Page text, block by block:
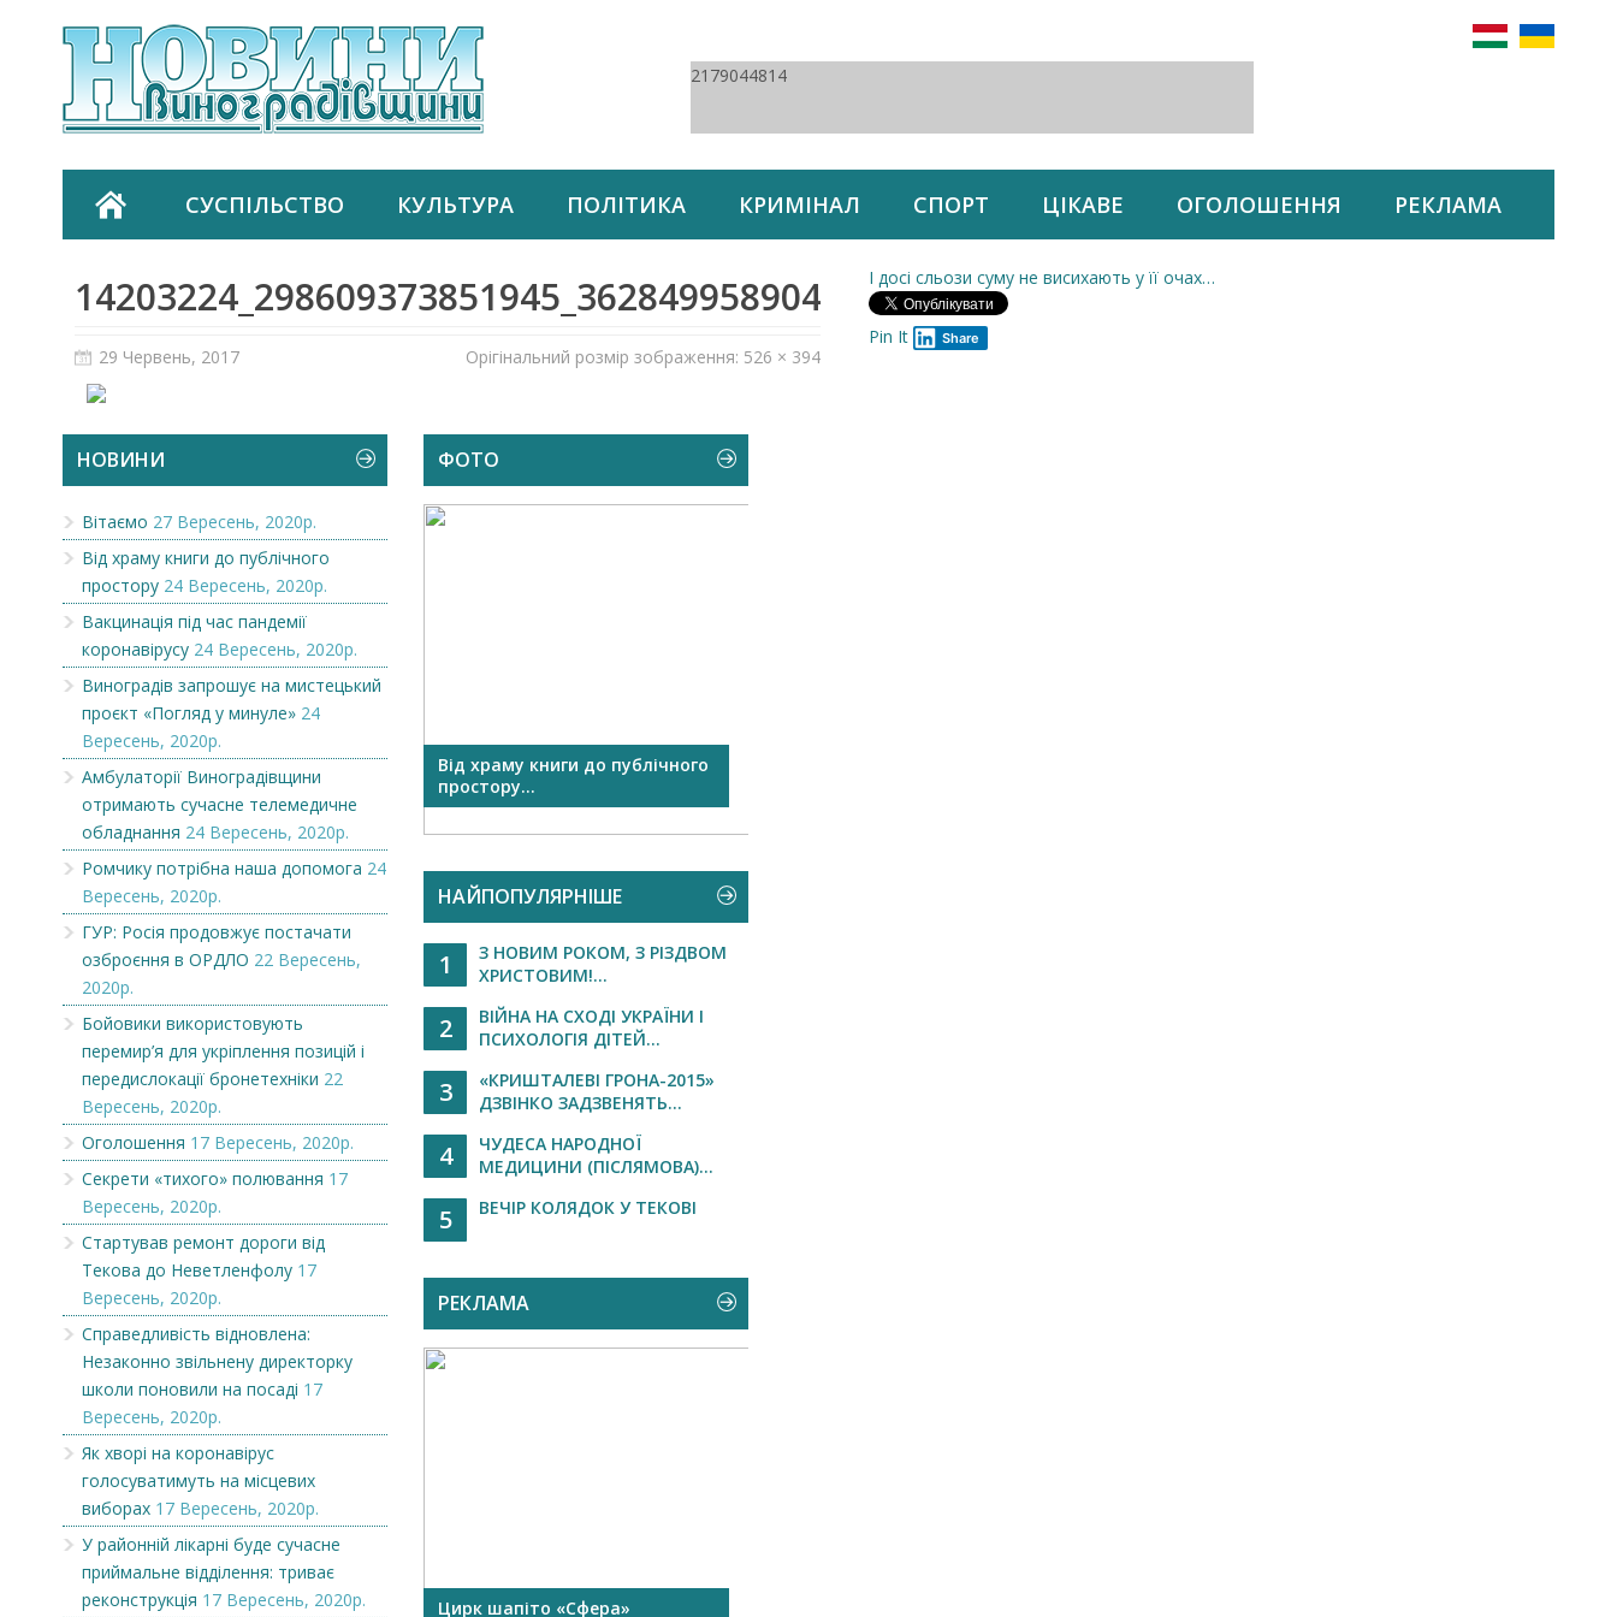
2179044814
СУСПІЛЬСТВО КУЛЬТУРА ПОЛІТИКА КРИМІНАЛ СПОРТ ЦІКАВЕ ОГОЛОШЕННЯ РЕКЛАМА
14203224_298609373851945_3628499589046731995_n
29 Червень, 2017 Орігінальний розмір зображення: 526 × 394
І досі сльози суму не висихають у її очах…
Pin It Share
НОВИНИ
Вітаємо 27 Вересень, 2020р.
Від храму книги до публічного
простору 24 Вересень, 2020р.
Вакцинація під час пандемії
коронавірусу 24 Вересень, 2020р.
Виноградів запрошує на мистецький
проєкт «Погляд у минуле» 24
Вересень, 2020р.
Амбулаторії Виноградівщини
отримають сучасне телемедичне
обладнання 24 Вересень, 2020р.
Ромчику потрібна наша допомога 24
Вересень, 2020р.
ГУР: Росія продовжує постачати
озброєння в ОРДЛО 22 Вересень,
2020р.
Бойовики використовують
перемир’я для укріплення позицій і
передислокації бронетехніки 22
Вересень, 2020р.
Оголошення 17 Вересень, 2020р.
Секрети «тихого» полювання 17
Вересень, 2020р.
Стартував ремонт дороги від
Текова до Неветленфолу 17
Вересень, 2020р.
Справедливість відновлена:
Незаконно звільнену директорку
школи поновили на посаді 17
Вересень, 2020р.
Як хворі на коронавірус
голосуватимуть на місцевих
виборах 17 Вересень, 2020р.
У районній лікарні буде сучасне
приймальне відділення: триває
реконструкція 17 Вересень, 2020р.
ФОТО
Вітаємо
Від храму книги до публічного
простору...
НАЙПОПУЛЯРНІШЕ
1
З НОВИМ РОКОМ, З РІЗДВОМ
ХРИСТОВИМ!...
2
ВІЙНА НА СХОДІ УКРАЇНИ І
ПСИХОЛОГІЯ ДІТЕЙ...
3
«КРИШТАЛЕВІ ГРОНА-2015»
ДЗВІНКО ЗАДЗВЕНЯТЬ...
4
ЧУДЕСА НАРОДНОЇ
МЕДИЦИНИ (ПІСЛЯМОВА)...
5 ВЕЧІР КОЛЯДОК У ТЕКОВІ
РЕКЛАМА
Викупимо бруньки чорної
Цирк шапіто «Сфера»